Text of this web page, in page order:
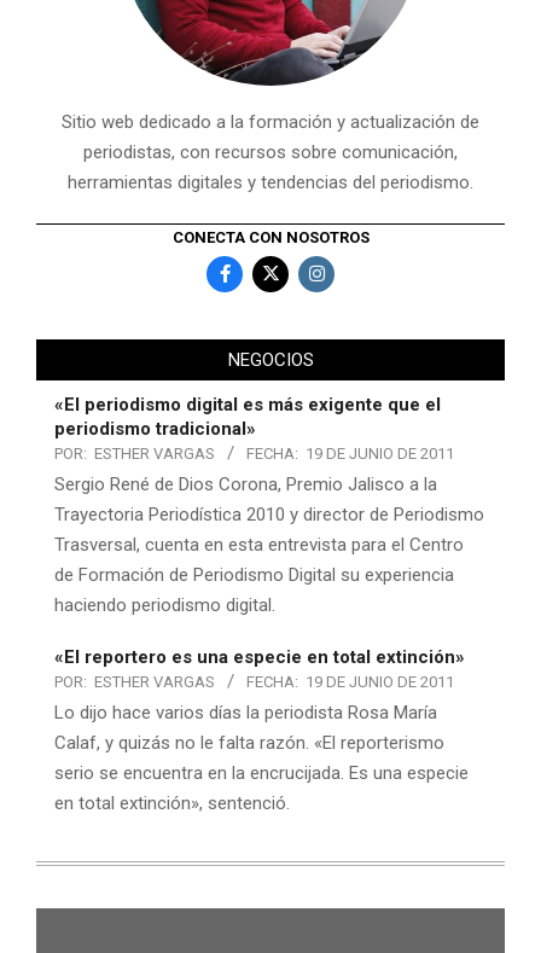
Sitio web dedicado a la formación y actualización de
periodistas, con recursos sobre comunicación,
herramientas digitales y tendencias del periodismo.
CONECTA CON NOSOTROS
NEGOCIOS
«El periodismo digital es más exigente que el
periodismo tradicional»
POR: ESTHER VARGAS FECHA: 19 DE JUNIO DE 2011
Sergio René de Dios Corona, Premio Jalisco a la
Trayectoria Periodística 2010 y director de Periodismo
Trasversal, cuenta en esta entrevista para el Centro
de Formación de Periodismo Digital su experiencia
haciendo periodismo digital.
«El reportero es una especie en total extinción»
POR: ESTHER VARGAS FECHA: 19 DE JUNIO DE 2011
Lo dijo hace varios días la periodista Rosa María
Calaf, y quizás no le falta razón. «El reporterismo
serio se encuentra en la encrucijada. Es una especie
en total extinción», sentenció.